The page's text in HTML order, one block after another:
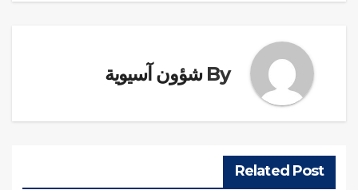
By شؤون آسيوية
Related Post